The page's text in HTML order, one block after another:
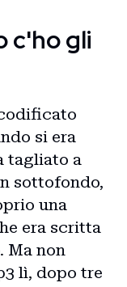
c'ho gli
si era
tagliato a
sottofondo,
una
era scritta
Ma non
lì, dopo tre